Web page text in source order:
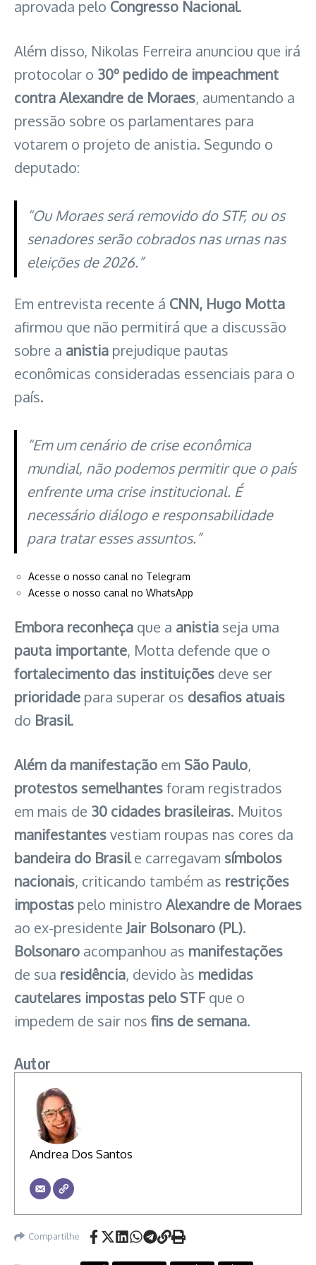
aprovada pelo Congresso Nacional.
Além disso, Nikolas Ferreira anunciou que irá
protocolar o 30º pedido de impeachment
contra Alexandre de Moraes, aumentando a
pressão sobre os parlamentares para
votarem o projeto de anistia. Segundo o
deputado:
“Ou Moraes será removido do STF, ou os
senadores serão cobrados nas urnas nas
eleições de 2026.”
Em entrevista recente á CNN, Hugo Motta
afirmou que não permitirá que a discussão
sobre a anistia prejudique pautas
econômicas consideradas essenciais para o
país.
“Em um cenário de crise econômica
mundial, não podemos permitir que o país
enfrente uma crise institucional. É
necessário diálogo e responsabilidade
para tratar esses assuntos.”
Acesse o nosso canal no Telegram
Acesse o nosso canal no WhatsApp
Embora reconheça que a anistia seja uma
pauta importante, Motta defende que o
fortalecimento das instituições deve ser
prioridade para superar os desafios atuais
do Brasil.
Além da manifestação em São Paulo,
protestos semelhantesforam registrados
em mais de 30 cidades brasileiras. Muitos
manifestantesvestiam roupas nas cores da
bandeira do Brasile carregavam símbolos
nacionais, criticando também as restrições
impostas pelo ministro Alexandre de Moraes
ao ex-presidente Jair Bolsonaro (PL).
Bolsonaro acompanhou as manifestações
de sua residência, devido às medidas
cautelares impostas pelo STF que o
impedem de sair nos fins de semana.
Autor
Andrea Dos Santos
Compartilhe